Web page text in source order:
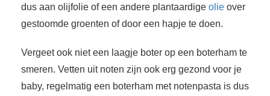
dus aan olijfolie of een andere plantaardige olie over
gestoomde groenten of door een hapje te doen.
Vergeet ook niet een laagje boter op een boterham te
smeren. Vetten uit noten zijn ook erg gezond voor je
baby, regelmatig een boterham met notenpasta is dus